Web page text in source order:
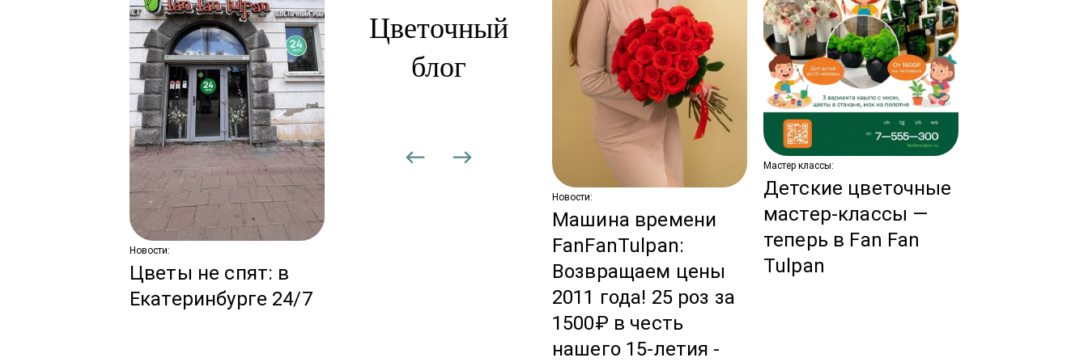
Новости:
Цветы не спят: в
Екатеринбурге 24/7
подписка: цветы,
Новости:
Машина времени
FanFanTulpan:
Возвращаем цены
2011 года! 25 роз за
1500₽ в честь
нашего 15-летия -
Мастер классы:
Детские цветочные
мастер-классы —
теперь в Fan Fan
Tulpan
Цветочный
блог